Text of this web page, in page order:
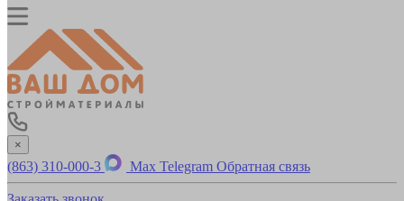
×
(863) 310-000-3 Max Telegram Обратная связь